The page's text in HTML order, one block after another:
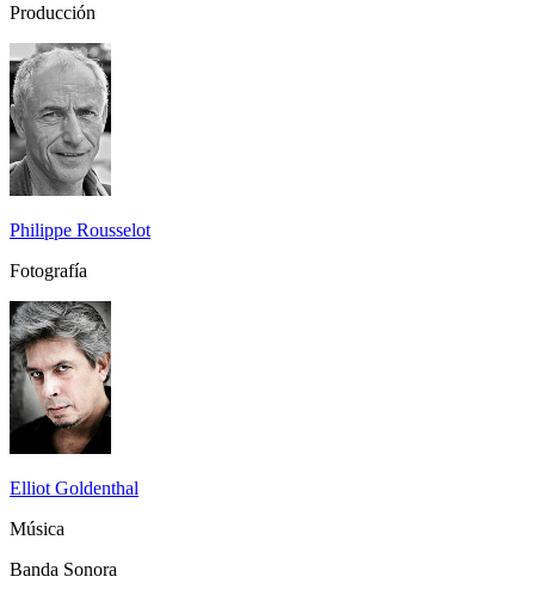
Producción
Philippe Rousselot
Fotografía
Elliot Goldenthal
Música
Banda Sonora